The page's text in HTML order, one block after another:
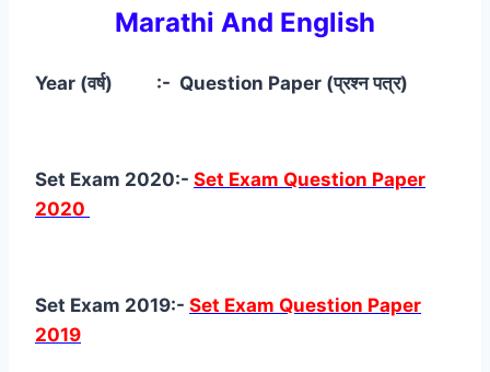
Marathi And English
Year (वर्ष) :- Question Paper (प्रश्न पत्र)
Set Exam 2020:- Set Exam Question Paper
2020
Set Exam 2019:- Set Exam Question Paper
2019